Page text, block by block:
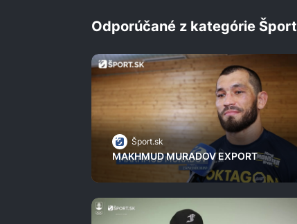
Odporúčané z kategórie Šport
Šport.sk
MAKHMUD MURADOV EXPORT